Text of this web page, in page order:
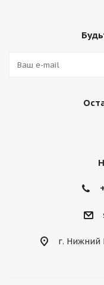
г. Нижний